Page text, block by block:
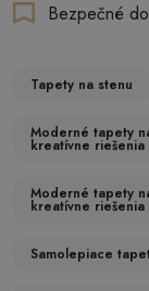
Bezpečné
Tapety na stenu
Moderné tapety
kreatívne
Moderné tapety
kreatívne
Samolepiace